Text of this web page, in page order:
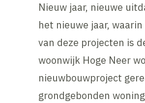
Nieuw jaar, nieuwe
het nieuwe jaar,
van deze projecten is
woonwijk Hoge Neer
nieuwbouwproject
grondgebonden